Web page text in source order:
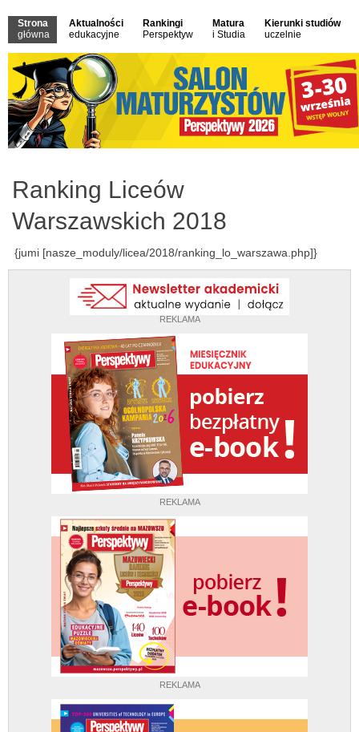
Strona
główna
Aktualności
edukacyjne
Rankingi
Perspektyw
Matura
i Studia
Kierunki studiów
uczelnie
REKLAMA
REKLAMA
REKLAMA
Ranking Liceów
Warszawskich 2018
{jumi [nasze_moduly/licea/2018/ranking_lo_warszawa.php]}